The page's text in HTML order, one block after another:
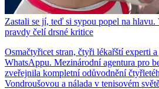
Zastali se jí, teď si sypou popel na
pravdy čelí drsné kritice
Osmačtyřicet stran, čtyři lékařští experti
WhatsAppu. Mezinárodní agentura pro
zveřejnila kompletní odůvodnění
Vondroušovou a nálada v tenisovém